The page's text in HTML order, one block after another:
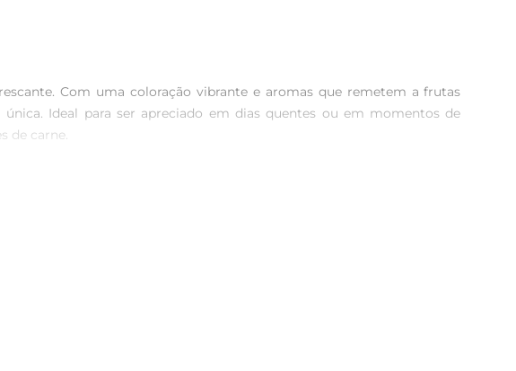
Com uma coloração vibrante e aromas que remetem a frutas
Ideal para ser apreciado em dias quentes ou em momentos de
de carne.
que reflete a tradição da vinícola. O processo de vinificação é